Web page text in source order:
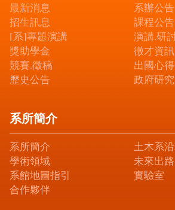
最新消息
系辦公告
招生訊息
課程公告
[系]專題演講
演講.研
獎助學金
徵才資訊
競賽.徵稿
出國心
歷史公告
政府研
系所簡介
系所簡介
土木系
學術領域
未來出路
系館地圖指引
實驗室
合作夥伴